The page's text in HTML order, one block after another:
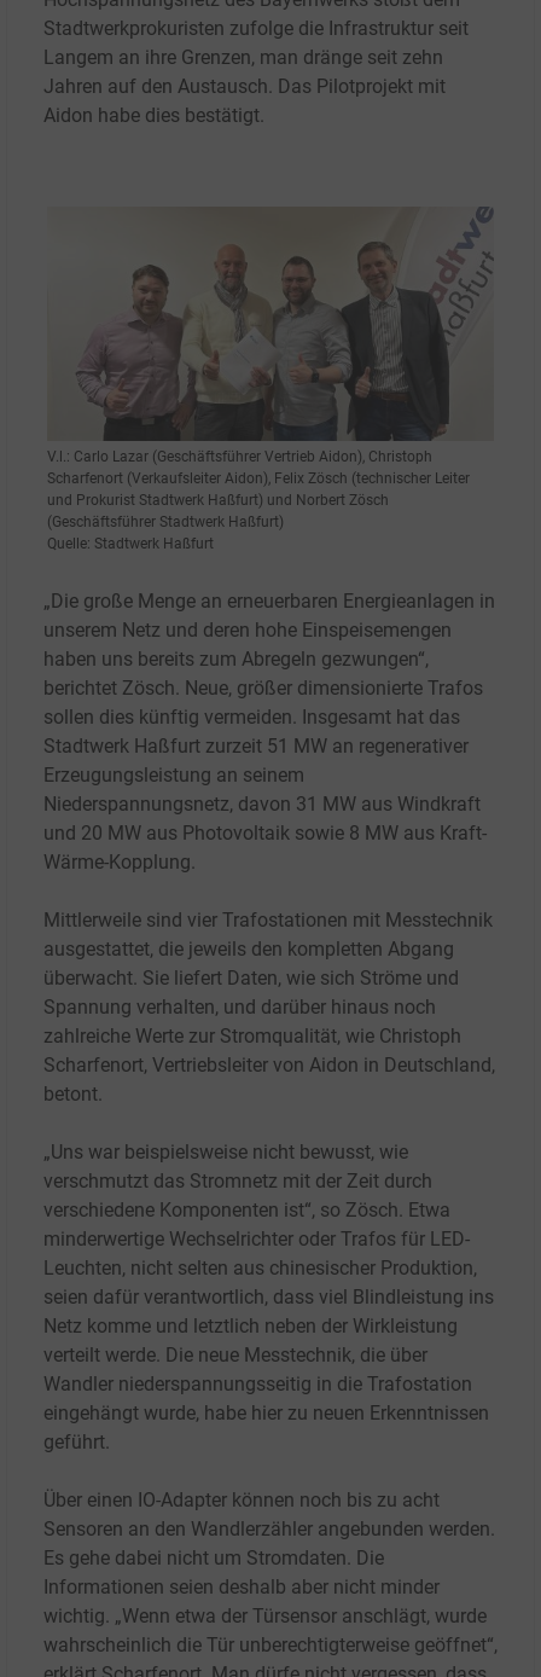
Stadtwerkprokuristen zufolge die Infrastruktur seit
Langem an ihre Grenzen, man dränge seit zehn
Jahren auf den Austausch. Das Pilotprojekt mit
Aidon habe dies bestätigt.
V.l.: Carlo Lazar (Geschäftsführer Vertrieb Aidon), Christoph
Scharfenort (Verkaufsleiter Aidon), Felix Zösch (technischer Leiter
und Prokurist Stadtwerk Haßfurt) und Norbert Zösch
(Geschäftsführer Stadtwerk Haßfurt)
Quelle: Stadtwerk Haßfurt
„Die große Menge an erneuerbaren Energieanlagen in
unserem Netz und deren hohe Einspeisemengen
haben uns bereits zum Abregeln gezwungen“,
berichtet Zösch. Neue, größer dimensionierte Trafos
sollen dies künftig vermeiden. Insgesamt hat das
Stadtwerk Haßfurt zurzeit 51 MW an regenerativer
Erzeugungsleistung an seinem
Niederspannungsnetz, davon 31 MW aus Windkraft
und 20 MW aus Photovoltaik sowie 8 MW aus Kraft-
Wärme-Kopplung.
Mittlerweile sind vier Trafostationen mit Messtechnik
ausgestattet, die jeweils den kompletten Abgang
überwacht. Sie liefert Daten, wie sich Ströme und
Spannung verhalten, und darüber hinaus noch
zahlreiche Werte zur Stromqualität, wie Christoph
Scharfenort, Vertriebsleiter von Aidon in Deutschland,
betont.
„Uns war beispielsweise nicht bewusst, wie
verschmutzt das Stromnetz mit der Zeit durch
verschiedene Komponenten ist“, so Zösch. Etwa
minderwertige Wechselrichter oder Trafos für LED-
Leuchten, nicht selten aus chinesischer Produktion,
seien dafür verantwortlich, dass viel Blindleistung ins
Netz komme und letztlich neben der Wirkleistung
verteilt werde. Die neue Messtechnik, die über
Wandler niederspannungsseitig in die Trafostation
eingehängt wurde, habe hier zu neuen Erkenntnissen
geführt.
Über einen IO-Adapter können noch bis zu acht
Sensoren an den Wandlerzähler angebunden werden.
Es gehe dabei nicht um Stromdaten. Die
Informationen seien deshalb aber nicht minder
wichtig. „Wenn etwa der Türsensor anschlägt, wurde
wahrscheinlich die Tür unberechtigterweise geöffnet“,